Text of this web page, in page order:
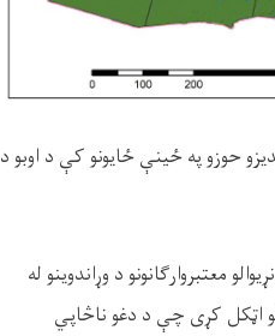
حوزو په ځينې ځایونو کې د اوبو د
معتبروارګانونو د وړاندوینو له
اټکل کړی چې د دغو ناڅاپي